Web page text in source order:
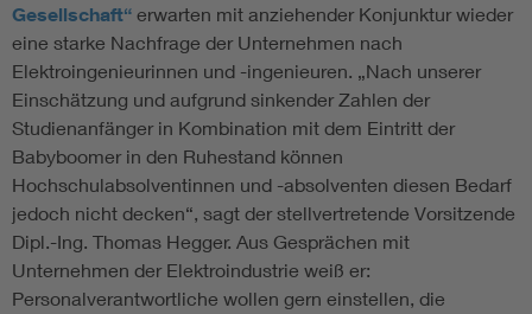
Gesellschaft“ erwarten mit anziehender Konjunktur wieder
eine starke Nachfrage der Unternehmen nach
Elektroingenieurinnen und -ingenieuren. „Nach unserer
Einschätzung und aufgrund sinkender Zahlen der
Studienanfänger in Kombination mit dem Eintritt der
Babyboomer in den Ruhestand können
Hochschulabsolventinnen und -absolventen diesen Bedarf
jedoch nicht decken“, sagt der stellvertretende Vorsitzende
Dipl.-Ing. Thomas Hegger. Aus Gesprächen mit
Unternehmen der Elektroindustrie weiß er:
Personalverantwortliche wollen gern einstellen, die